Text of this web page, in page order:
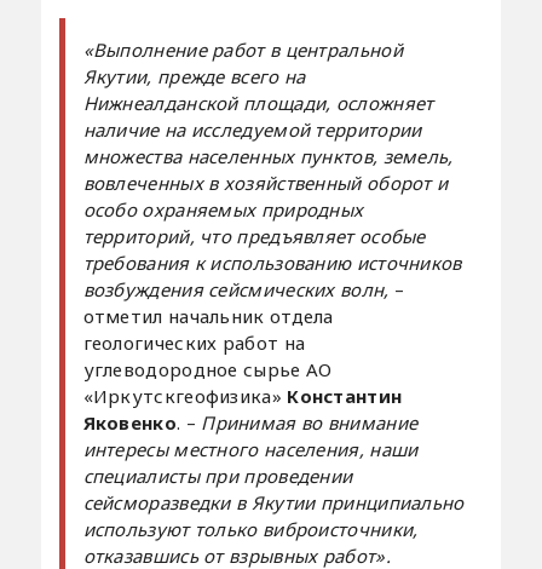
«Выполнение работ в центральной
Якутии, прежде всего на
Нижнеалданской площади, осложняет
наличие на исследуемой территории
множества населенных пунктов, земель,
вовлеченных в хозяйственный оборот и
особо охраняемых природных
территорий, что предъявляет особые
требования к использованию источников
возбуждения сейсмических волн, –
отметил начальник отдела
геологических работ на
углеводородное сырье АО
«Иркутскгеофизика» Константин
Яковенко. – Принимая во внимание
интересы местного населения, наши
специалисты при проведении
сейсморазведки в Якутии принципиально
используют только виброисточники,
отказавшись от взрывных работ».